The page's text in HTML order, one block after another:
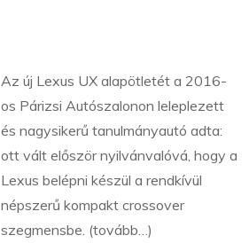
Az új Lexus UX alapötletét a 2016-
os Párizsi Autószalonon leleplezett
és nagysikerű tanulmányautó adta:
ott vált először nyilvánvalóvá, hogy a
Lexus belépni készül a rendkívül
népszerű kompakt crossover
szegmensbe. (tovább…)